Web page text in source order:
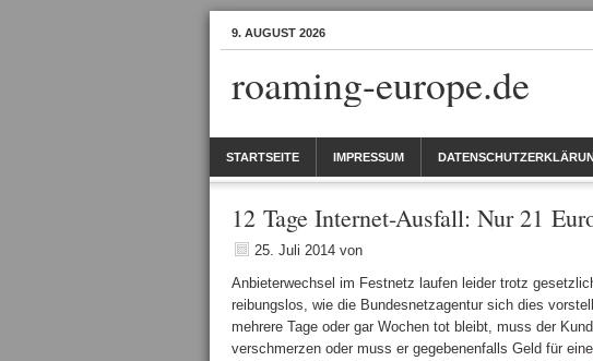
9. AUGUST 2026
roaming-europe.de
STARTSEITE IMPRESSUM
12 Tage Internet-Ausfall: Nur 21
25. Juli 2014 von
Anbieterwechsel im Festnetz laufen leider trotz
reibungslos, wie die Bundesnetzagentur sich dies
mehrere Tage oder gar Wochen tot bleibt, muss der
verschmerzen oder muss er gegebenenfalls Geld für